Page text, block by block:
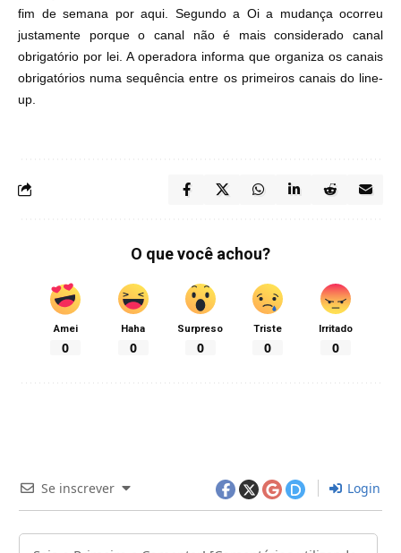
fim de semana por aqui . Segundo a Oi a mudança ocorreu
justamente porque o canal não é mais considerado canal
obrigatório por lei. A operadora informa que organiza os canais
obrigatórios numa sequência entre os primeiros canais do line-
up.
O que você achou?
Amei
0
Haha
0
Surpreso
0
Triste
0
Irritado
0
Se inscrever Login